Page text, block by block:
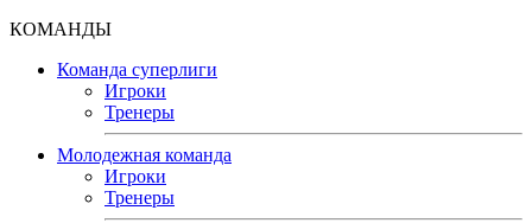
КОМАНДЫ
Команда суперлиги
Игроки
Тренеры
Молодежная команда
Игроки
Тренеры